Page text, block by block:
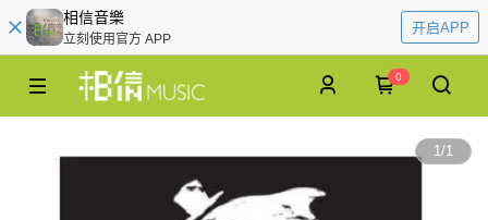
相信音樂
立刻使用官方 APP
开启APP
0
1/1